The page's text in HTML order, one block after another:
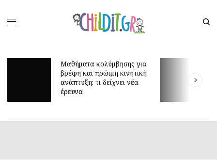
Μαθήματα κολύμβησης για
βρέφη και πρώιμη κινητική
ανάπτυξη: τι δείχνει νέα
έρευνα